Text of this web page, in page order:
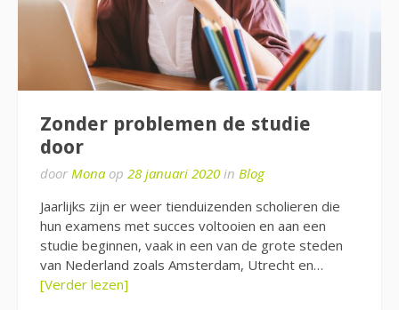
Zonder problemen de studie
door
door Mona op 28 januari 2020 in Blog
Jaarlijks zijn er weer tienduizenden scholieren die
hun examens met succes voltooien en aan een
studie beginnen, vaak in een van de grote steden
van Nederland zoals Amsterdam, Utrecht en…
[Verder lezen]